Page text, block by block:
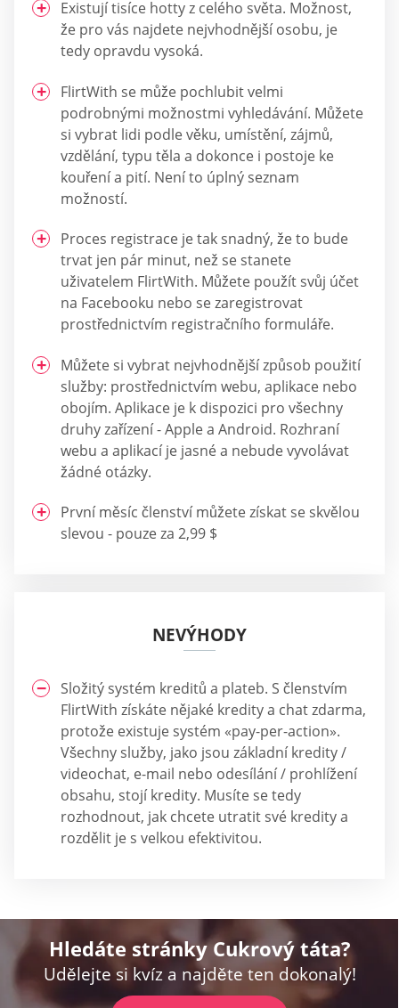
Existují tisíce hotty z celého světa. Možnost,
že pro vás najdete nejvhodnější osobu, je
tedy opravdu vysoká.
FlirtWith se může pochlubit velmi
podrobnými možnostmi vyhledávání. Můžete
si vybrat lidi podle věku, umístění, zájmů,
vzdělání, typu těla a dokonce i postoje ke
kouření a pití. Není to úplný seznam
možností.
Proces registrace je tak snadný, že to bude
trvat jen pár minut, než se stanete
uživatelem FlirtWith. Můžete použít svůj účet
na Facebooku nebo se zaregistrovat
prostřednictvím registračního formuláře.
Můžete si vybrat nejvhodnější způsob použití
služby: prostřednictvím webu, aplikace nebo
obojím. Aplikace je k dispozici pro všechny
druhy zařízení - Apple a Android. Rozhraní
webu a aplikací je jasné a nebude vyvolávat
žádné otázky.
První měsíc členství můžete získat se skvělou
slevou - pouze za 2,99 $
NEVÝHODY
Složitý systém kreditů a plateb. S členstvím
FlirtWith získáte nějaké kredity a chat zdarma,
protože existuje systém «pay-per-action».
Všechny služby, jako jsou základní kredity /
videochat, e-mail nebo odesílání / prohlížení
obsahu, stojí kredity. Musíte se tedy
rozhodnout, jak chcete utratit své kredity a
rozdělit je s velkou efektivitou.
Hledáte stránky Cukrový táta?
Udělejte si kvíz a najděte ten dokonalý!